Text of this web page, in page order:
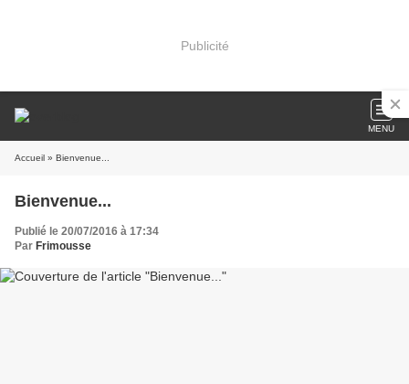
Publicité
MENU
Accueil » Bienvenue...
Bienvenue...
Publié le 20/07/2016 à 17:34
Par Frimousse